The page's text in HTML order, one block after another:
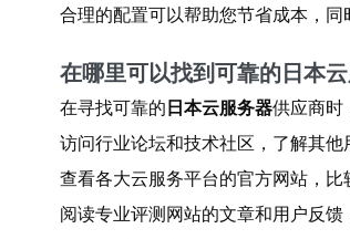
合理的配置可以帮助您节省成本，同
在哪里可以找到可靠的日本
在寻找可靠的 日本云服务器供应商时
访问行业论坛和技术社区，了解其他
查看各大云服务平台的官方网站，比
阅读专业评测网站的文章和用户反馈